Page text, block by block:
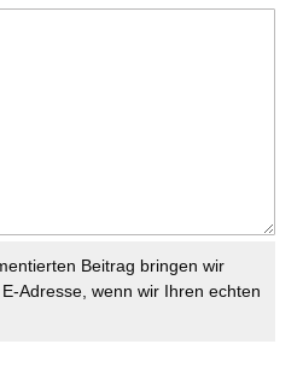
Beitrag bringen wir
Adresse, wenn wir Ihren echten